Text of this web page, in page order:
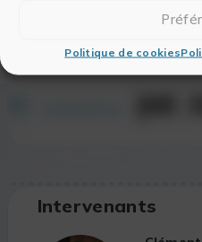
Politique de cookies
Intervenants